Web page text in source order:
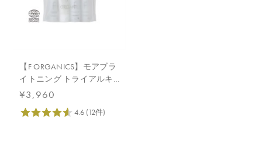
【F ORGANICS】モアブラ
イトニング トライアルキ
ット
¥3,960